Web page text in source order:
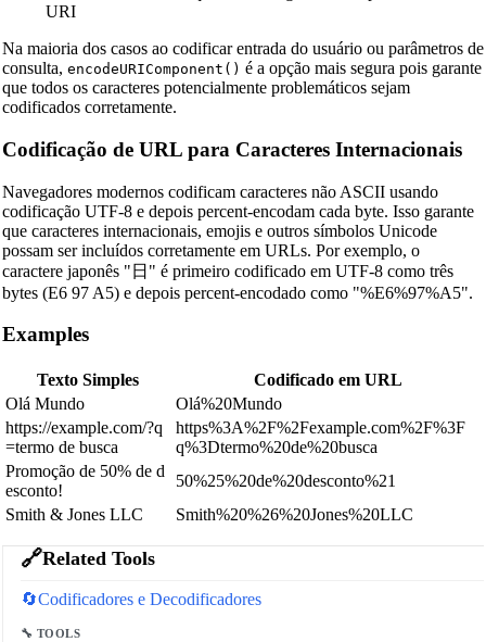
🔗Related Tools
🔄Codificadores e Decodificadores
🔧 TOOLS
URI
Na maioria dos casos ao codificar entrada do usuário ou parâmetros de
consulta, encodeURIComponent() é a opção mais segura pois garante
que todos os caracteres potencialmente problemáticos sejam
codificados corretamente.
Codificação de URL para Caracteres Internacionais
Navegadores modernos codificam caracteres não ASCII usando
codificação UTF-8 e depois percent-encodam cada byte. Isso garante
que caracteres internacionais, emojis e outros símbolos Unicode
possam ser incluídos corretamente em URLs. Por exemplo, o
caractere japonês "日" é primeiro codificado em UTF-8 como três
bytes (E6 97 A5) e depois percent-encodado como "%E6%97%A5".
Examples
Texto Simples
Codificado em URL
Olá Mundo
Olá%20Mundo
https://example.com/?q
=termo de busca
https%3A%2F%2Fexample.com%2F%3F
q%3Dtermo%20de%20busca
Promoção de 50% de d
esconto!
50%25%20de%20desconto%21
Smith & Jones LLC
Smith%20%26%20Jones%20LLC